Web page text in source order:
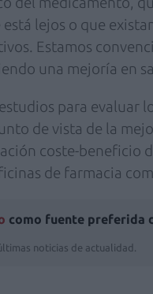
lejos o que
Estamos
una mejoría en
para evaluar
de vista de la
coste-beneficio
de farmacia
como fuente preferida
noticias de actualidad.